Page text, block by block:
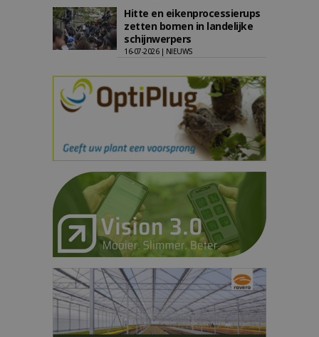
Hitte en eikenprocessierups
zetten bomen in landelijke
schijnwerpers
16-07-2026 | NIEUWS